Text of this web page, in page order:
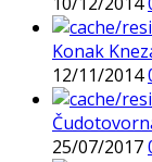
Konak
12/11/2014
25/07/2017